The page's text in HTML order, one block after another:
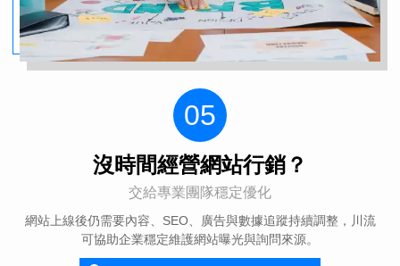
05
沒時間經營網站行銷？
交給專業團隊穩定優化
網站上線後仍需要內容、SEO、廣告與數據追蹤持續調整，川流
可協助企業穩定維護網站曝光與詢問來源。
8
7
6
6
5
4
0
9
80
9
0
9
8